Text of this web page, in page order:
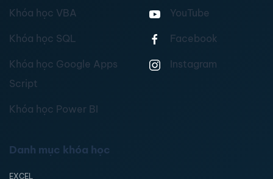
Khóa học VBA
Khóa học SQL
Khóa học Google Apps
Script
Khóa học Power BI
YouTube
Facebook
Instagram
Danh mục khóa học
EXCEL